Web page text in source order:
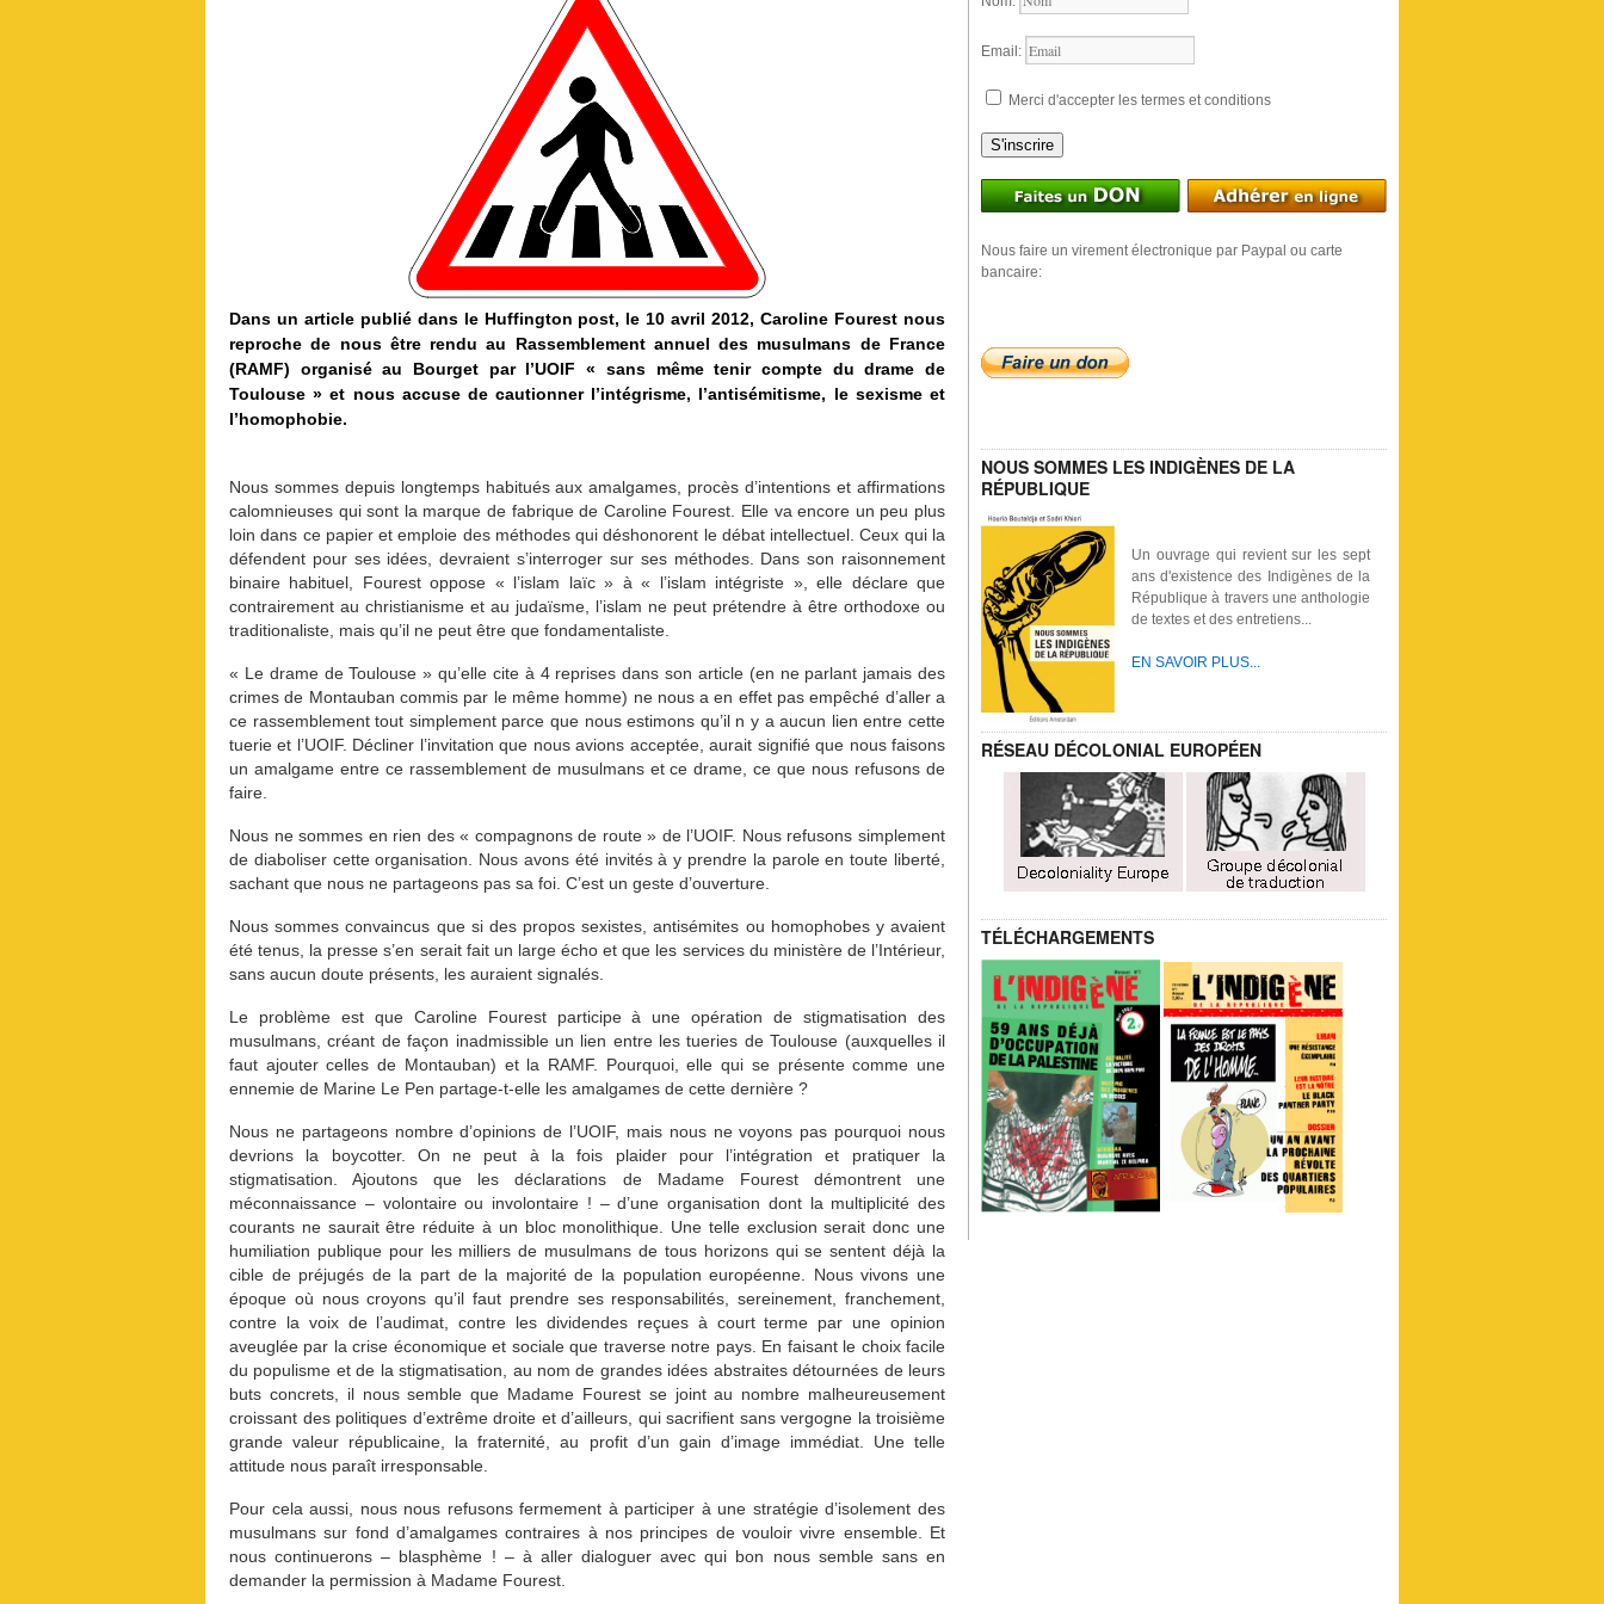
Dans un article publié dans le Huffington post, le 10 avril 2012, Caroline Fourest nous
reproche de nous être rendu au Rassemblement annuel des musulmans de France
(RAMF) organisé au Bourget par l’UOIF « sans même tenir compte du drame de
Toulouse » et nous accuse de cautionner l’intégrisme, l’antisémitisme, le sexisme et
l’homophobie.
Nous sommes depuis longtemps habitués aux amalgames, procès d’intentions et affirmations
calomnieuses qui sont la marque de fabrique de Caroline Fourest. Elle va encore un peu plus
loin dans ce papier et emploie des méthodes qui déshonorent le débat intellectuel. Ceux qui la
défendent pour ses idées, devraient s’interroger sur ses méthodes. Dans son raisonnement
binaire habituel, Fourest oppose « l’islam laïc » à « l’islam intégriste », elle déclare que
contrairement au christianisme et au judaïsme, l’islam ne peut prétendre à être orthodoxe ou
traditionaliste, mais qu’il ne peut être que fondamentaliste.
« Le drame de Toulouse » qu’elle cite à 4 reprises dans son article (en ne parlant jamais des
crimes de Montauban commis par le même homme) ne nous a en effet pas empêché d’aller a
ce rassemblement tout simplement parce que nous estimons qu’il n y a aucun lien entre cette
tuerie et l’UOIF. Décliner l’invitation que nous avions acceptée, aurait signifié que nous faisons
un amalgame entre ce rassemblement de musulmans et ce drame, ce que nous refusons de
faire.
Nous ne sommes en rien des « compagnons de route » de l’UOIF. Nous refusons simplement
de diaboliser cette organisation. Nous avons été invités à y prendre la parole en toute liberté,
sachant que nous ne partageons pas sa foi. C’est un geste d’ouverture.
Nous sommes convaincus que si des propos sexistes, antisémites ou homophobes y avaient
été tenus, la presse s’en serait fait un large écho et que les services du ministère de l’Intérieur,
sans aucun doute présents, les auraient signalés.
Le problème est que Caroline Fourest participe à une opération de stigmatisation des
musulmans, créant de façon inadmissible un lien entre les tueries de Toulouse (auxquelles il
faut ajouter celles de Montauban) et la RAMF. Pourquoi, elle qui se présente comme une
ennemie de Marine Le Pen partage-t-elle les amalgames de cette dernière ?
Nous ne partageons nombre d’opinions de l’UOIF, mais nous ne voyons pas pourquoi nous
devrions la boycotter. On ne peut à la fois plaider pour l’intégration et pratiquer la
stigmatisation. Ajoutons que les déclarations de Madame Fourest démontrent une
méconnaissance – volontaire ou involontaire ! – d’une organisation dont la multiplicité des
courants ne saurait être réduite à un bloc monolithique. Une telle exclusion serait donc une
humiliation publique pour les milliers de musulmans de tous horizons qui se sentent déjà la
cible de préjugés de la part de la majorité de la population européenne. Nous vivons une
époque où nous croyons qu’il faut prendre ses responsabilités, sereinement, franchement,
contre la voix de l’audimat, contre les dividendes reçues à court terme par une opinion
aveuglée par la crise économique et sociale que traverse notre pays. En faisant le choix facile
du populisme et de la stigmatisation, au nom de grandes idées abstraites détournées de leurs
buts concrets, il nous semble que Madame Fourest se joint au nombre malheureusement
croissant des politiques d’extrême droite et d’ailleurs, qui sacrifient sans vergogne la troisième
grande valeur républicaine, la fraternité, au profit d’un gain d’image immédiat. Une telle
attitude nous paraît irresponsable.
Pour cela aussi, nous nous refusons fermement à participer à une stratégie d’isolement des
musulmans sur fond d’amalgames contraires à nos principes de vouloir vivre ensemble. Et
nous continuerons – blasphème ! – à aller dialoguer avec qui bon nous semble sans en
demander la permission à Madame Fourest.
Email:
Merci d'accepter les termes et conditions
S'inscrire
Nous faire un virement électronique par Paypal ou carte
bancaire:
NOUS SOMMES LES INDIGÈNES DE LA
RÉPUBLIQUE
Un ouvrage qui revient sur les sept
ans d'existence des Indigènes de la
République à travers une anthologie
de textes et des entretiens...
EN SAVOIR PLUS...
RÉSEAU DÉCOLONIAL EUROPÉEN
TÉLÉCHARGEMENTS